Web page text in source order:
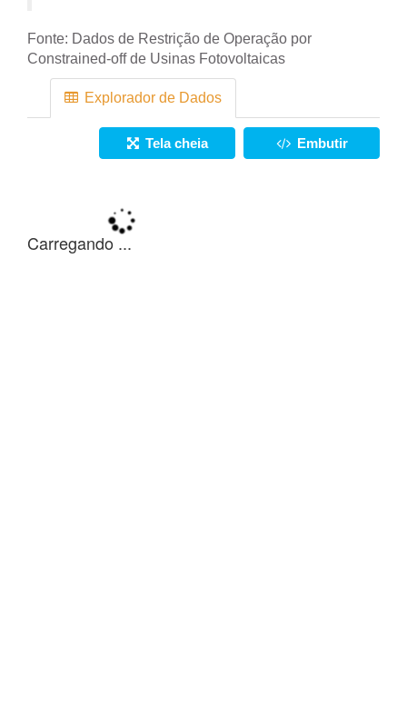
Fonte: Dados de Restrição de Operação por
Constrained-off de Usinas Fotovoltaicas
Explorador de Dados
Tela cheia Embutir